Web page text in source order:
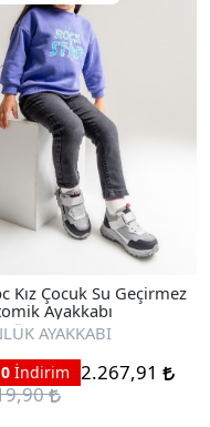
Kız Çocuk Su Geçirmez
Ayakkabı
AYAKKABI
İndirim 2.267,91